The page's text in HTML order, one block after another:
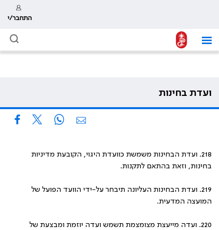
התחבר/י
ועדת בחינות
218. ועדת הבחינות משמשת כוועדת היגוי, הקובעת מדיניות
בחינות, וזאת בהתאם לתקנות.
219. ועדת הבחינות העליונה תיבחר על-ידי הוועד הפועל של
המועצה המדעית.
220. ועדה מייעצת מצומצמת תשמש ועדה יוזמת ומבצעת של